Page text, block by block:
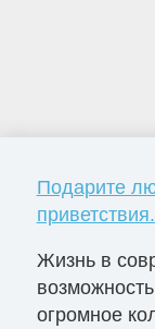
Подарите
Жизнь в
огромное